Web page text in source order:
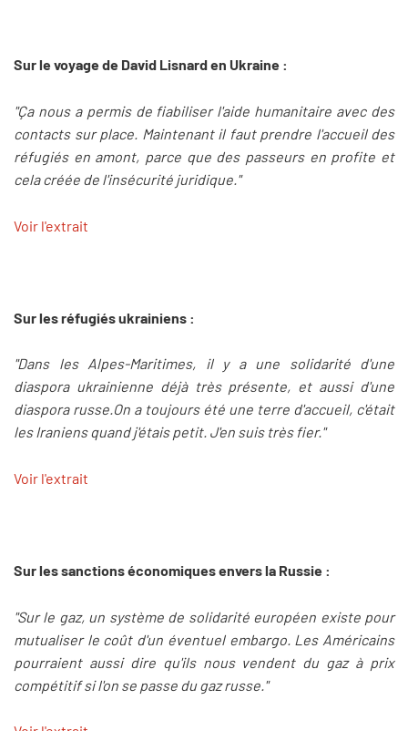
Sur le voyage de David Lisnard en Ukraine :
"Ça nous a permis de fiabiliser l'aide humanitaire avec des
contacts sur place. Maintenant il faut prendre l'accueil des
réfugiés en amont, parce que des passeurs en profite et
cela créée de l'insécurité juridique."
Voir l'extrait
Sur les réfugiés ukrainiens :
"Dans les Alpes-Maritimes, il y a une solidarité d'une
diaspora ukrainienne déjà très présente, et aussi d'une
diaspora russe.On a toujours été une terre d'accueil, c'était
les Iraniens quand j'étais petit. J'en suis très fier."
Voir l'extrait
Sur les sanctions économiques envers la Russie :
"Sur le gaz, un système de solidarité européen existe pour
mutualiser le coût d'un éventuel embargo. Les Américains
pourraient aussi dire qu'ils nous vendent du gaz à prix
compétitif si l'on se passe du gaz russe."